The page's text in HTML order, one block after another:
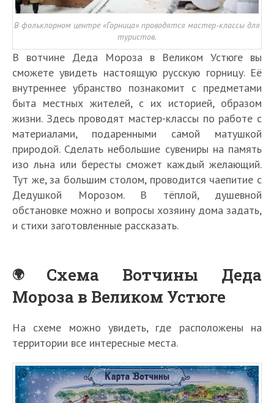
В фольклорном центре «Горница» проводятся мастер-классы для
туристов.
В вотчине Деда Мороза в Великом Устюге вы
сможете увидеть настоящую русскую горницу. Её
внутреннее убранство познакомит с предметами
быта местных жителей, с их историей, образом
жизни. Здесь проводят мастер-классы по работе с
материалами, подаренными самой матушкой
природой. Сделать небольшие сувениры на память
изо льна или бересты сможет каждый желающий.
Тут же, за большим столом, проводится чаепитие с
Дедушкой Морозом. В тёплой, душевной
обстановке можно и вопросы хозяину дома задать,
и стихи заготовленные рассказать.
Схема Вотчины Деда
Мороза в Великом Устюге
На схеме можно увидеть, где расположены на
территории все интересные места.